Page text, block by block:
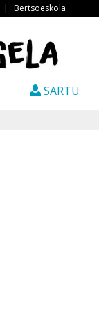
| Bertsoeskola
SARTU